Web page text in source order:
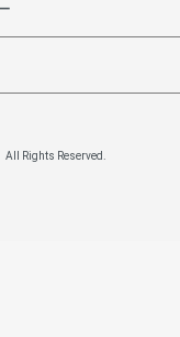
Rights Reserved.